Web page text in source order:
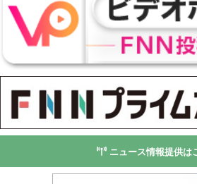
ニュース情報提供は